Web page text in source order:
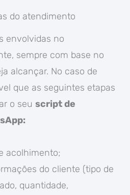
do atendimento
envolvidas no
sempre com base no
alcançar. No caso de
que as seguintes etapas
o seu script de
acolhimento;
do cliente (tipo de
quantidade,